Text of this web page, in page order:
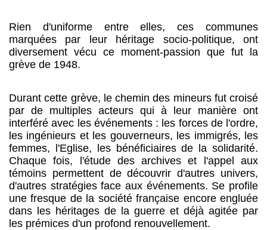
Rien d'uniforme entre elles, ces communes
marquées par leur héritage socio-politique, ont
diversement vécu ce moment-passion que fut la
grève de 1948.
Durant cette grève, le chemin des mineurs fut croisé
par de multiples acteurs qui à leur manière ont
interféré avec les événements : les forces de l'ordre,
les ingénieurs et les gouverneurs, les immigrés, les
femmes, l'Eglise, les bénéficiaires de la solidarité.
Chaque fois, l'étude des archives et l'appel aux
témoins permettent de découvrir d'autres univers,
d'autres stratégies face aux événements. Se profile
une fresque de la société française encore engluée
dans les héritages de la guerre et déjà agitée par
les prémices d'un profond renouvellement.